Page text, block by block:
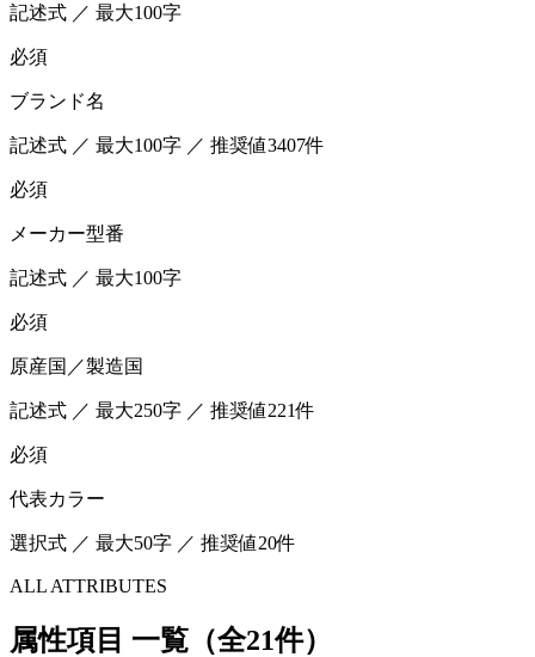
記述式 ／ 最大100字
必須
ブランド名
記述式 ／ 最大100字 ／ 推奨値3407件
必須
メーカー型番
記述式 ／ 最大100字
必須
原産国／製造国
記述式 ／ 最大250字 ／ 推奨値221件
必須
代表カラー
選択式 ／ 最大50字 ／ 推奨値20件
ALL ATTRIBUTES
属性項目 一覧（全21件）